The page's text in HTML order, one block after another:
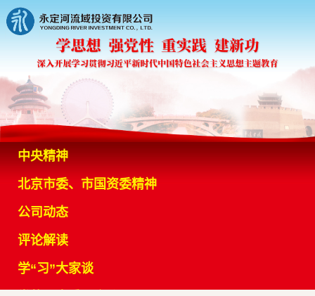
中央精神
北京市委、市国资委精神
公司动态
评论解读
学“习”大家谈